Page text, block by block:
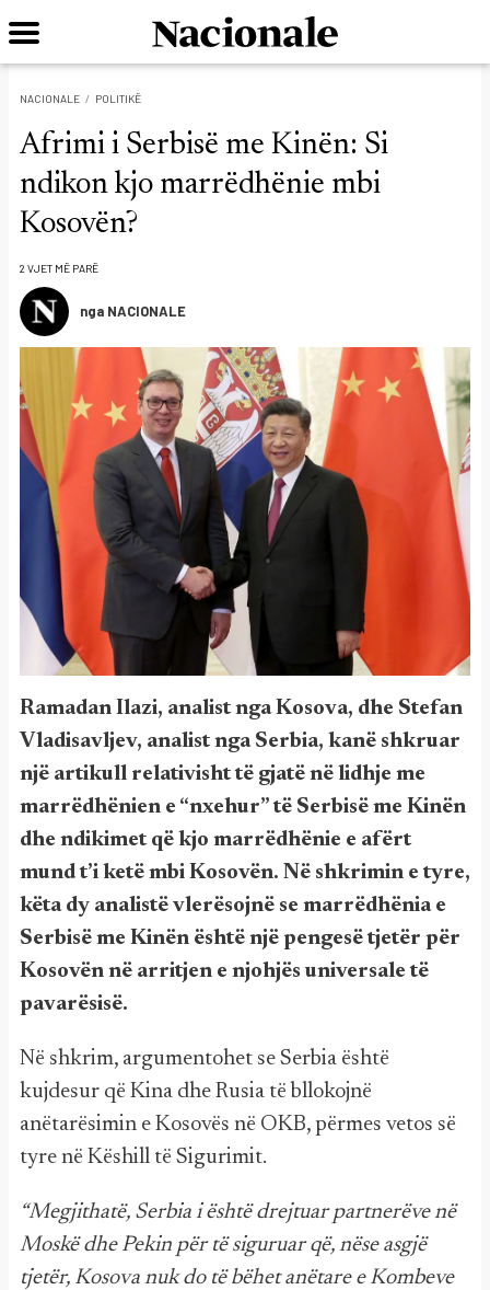
NACIONALE POLITIKË
Afrimi i Serbisë me Kinën: Si
ndikon kjo marrëdhënie mbi
Kosovën?
2 VJET MË PARË
nga NACIONALE
Ramadan Ilazi, analist nga Kosova, dhe Stefan
Vladisavljev, analist nga Serbia, kanë shkruar
një artikull relativisht të gjatë në lidhje me
marrëdhënien e “nxehur” të Serbisë me Kinën
dhe ndikimet që kjo marrëdhënie e afërt
mund t’i ketë mbi Kosovën. Në shkrimin e tyre,
këta dy analistë vlerësojnë se marrëdhënia e
Serbisë me Kinën është një pengesë tjetër për
Kosovën në arritjen e njohjës universale të
pavarësisë.
Në shkrim, argumentohet se Serbia është
kujdesur që Kina dhe Rusia të bllokojnë
anëtarësimin e Kosovës në OKB, përmes vetos së
tyre në Këshill të Sigurimit.
“Megjithatë, Serbia i është drejtuar partnerëve në
Moskë dhe Pekin për të siguruar që, nëse asgjë
tjetër, Kosova nuk do të bëhet anëtare e Kombeve